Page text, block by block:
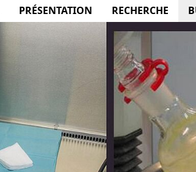
PRÉSENTATION menu Présentation
RECHERCHE